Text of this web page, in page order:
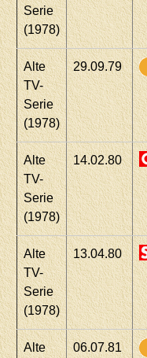
Serie
(1978)
Alte
TV-
Serie
(1978)
29.09.79
Alte
TV-
Serie
(1978)
14.02.80
Alte
TV-
Serie
(1978)
13.04.80
Alte
06.07.81